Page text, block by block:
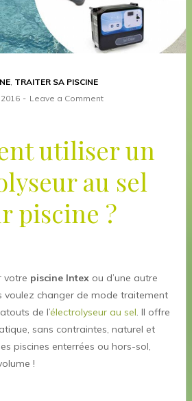
, TRAITER SA PISCINE
Leave a Comment
utiliser un
au sel
piscine ?
votre piscine Intexou d’une autre
voulez changer de mode traitement
de l’électrolyseur au sel. Il offre
sans contraintes, naturel et
piscines enterrées ou hors-sol,
!